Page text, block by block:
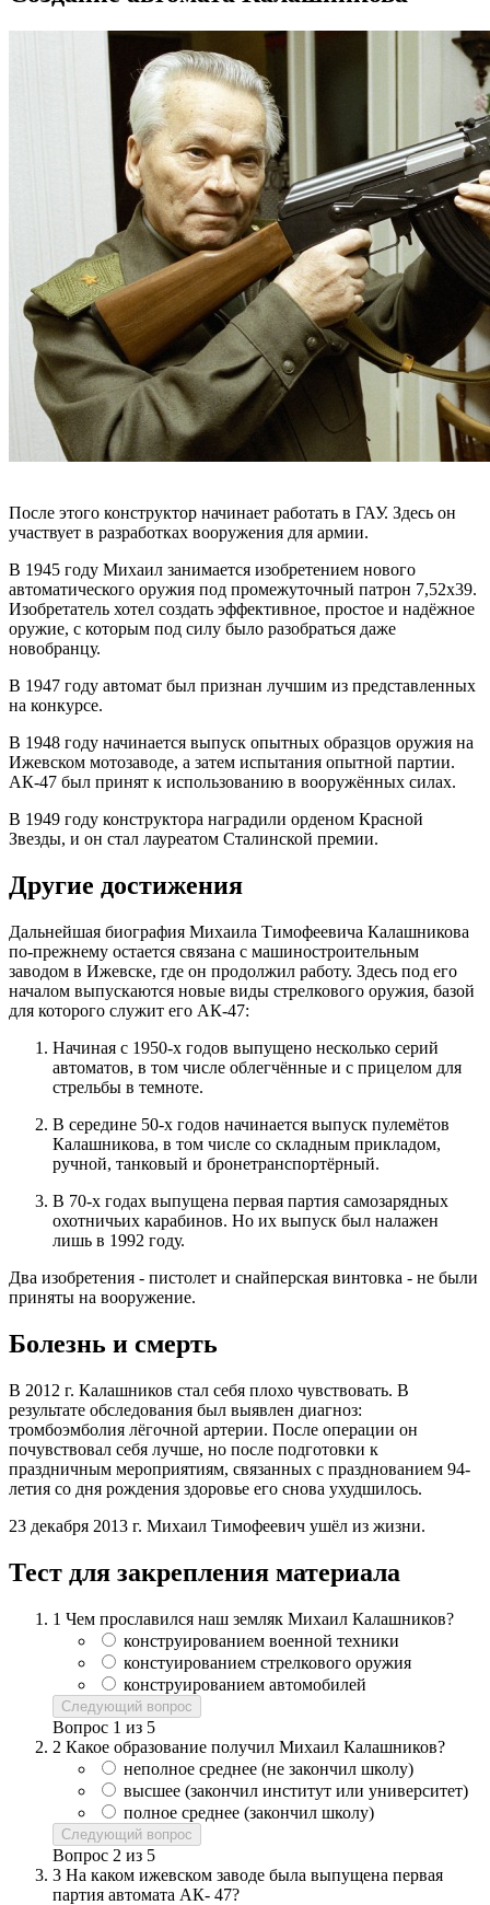
После этого конструктор начинает работать в ГАУ. Здесь он
участвует в разработках вооружения для армии.
В 1945 году Михаил занимается изобретением нового
автоматического оружия под промежуточный патрон 7,52х39.
Изобретатель хотел создать эффективное, простое и надёжное
оружие, с которым под силу было разобраться даже
новобранцу.
В 1947 году автомат был признан лучшим из представленных
на конкурсе.
В 1948 году начинается выпуск опытных образцов оружия на
Ижевском мотозаводе, а затем испытания опытной партии.
АК-47 был принят к использованию в вооружённых силах.
В 1949 году конструктора наградили орденом Красной
Звезды, и он стал лауреатом Сталинской премии.
Другие достижения
Дальнейшая биография Михаила Тимофеевича Калашникова
по-прежнему остается связана с машиностроительным
заводом в Ижевске, где он продолжил работу. Здесь под его
началом выпускаются новые виды стрелкового оружия, базой
для которого служит его АК-47:
Начиная с 1950-х годов выпущено несколько серий
автоматов, в том числе облегчённые и с прицелом для
стрельбы в темноте.
В середине 50-х годов начинается выпуск пулемётов
Калашникова, в том числе со складным прикладом,
ручной, танковый и бронетранспортёрный.
В 70-х годах выпущена первая партия самозарядных
охотничьих карабинов. Но их выпуск был налажен
лишь в 1992 году.
Два изобретения - пистолет и снайперская винтовка - не были
приняты на вооружение.
Болезнь и смерть
В 2012 г. Калашников стал себя плохо чувствовать. В
результате обследования был выявлен диагноз:
тромбоэмболия лёгочной артерии. После операции он
почувствовал себя лучше, но после подготовки к
праздничным мероприятиям, связанных с празднованием 94-
летия со дня рождения здоровье его снова ухудшилось.
23 декабря 2013 г. Михаил Тимофеевич ушёл из жизни.
Тест для закрепления материала
1 Чем прославился наш земляк Михаил Калашников?
конструированием военной техники
констуированием стрелкового оружия
конструированием автомобилей
Следующий вопрос
Вопрос 1 из 5
2 Какое образование получил Михаил Калашников?
неполное среднее (не закончил школу)
высшее (закончил институт или университет)
полное среднее (закончил школу)
Следующий вопрос
Вопрос 2 из 5
3 На каком ижевском заводе была выпущена первая
партия автомата АК- 47?